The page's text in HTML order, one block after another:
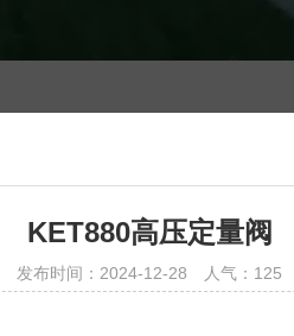
KET880高压定量阀
发布时间：2024-12-28 人气： 125